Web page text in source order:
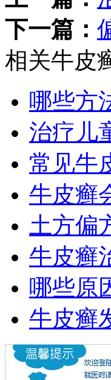
下一篇：
相关牛皮
哪些方
治疗儿
常见牛
牛皮癣
土方偏
牛皮癣
哪些原
牛皮癣